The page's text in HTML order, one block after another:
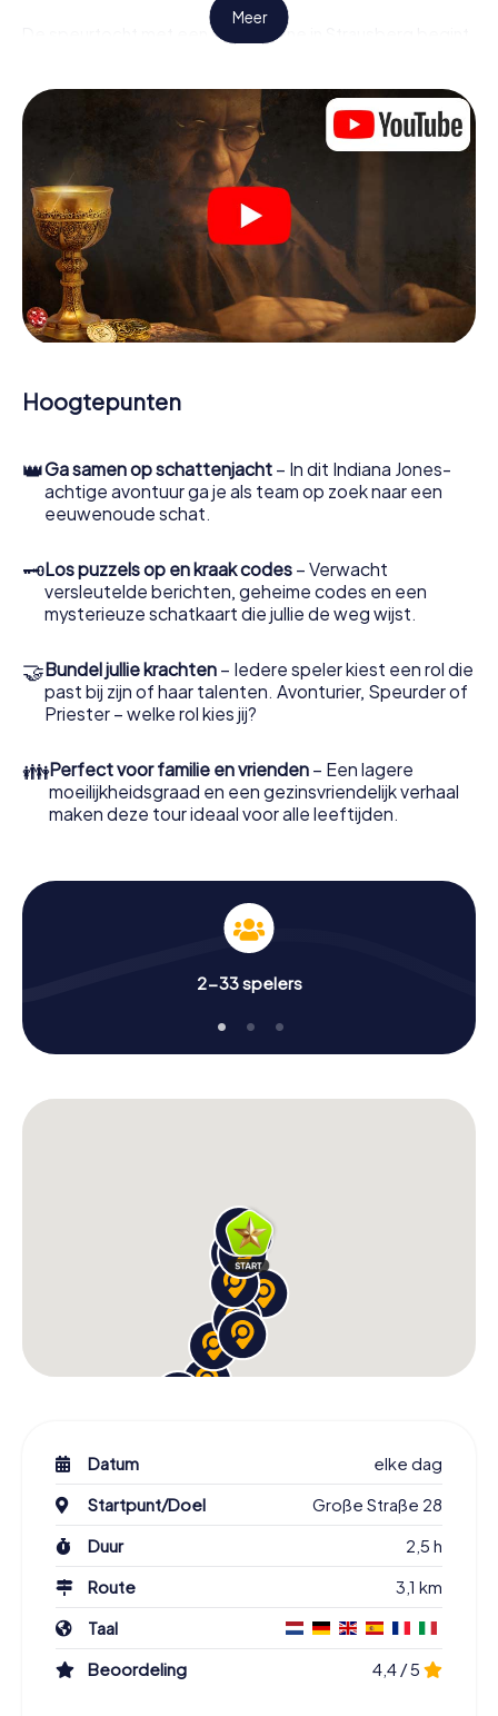
De speurtocht met een smartphone in Strausberg begint
verloopt. Vervolgens worden de rollen verdeeld. Wie in
jouw team is een geboren speurder? Wie is een echte
avonturier? En wie heeft het in zich om een code te
kraken? Bij onze escape game in Strausberg garanderen
wij dat elke speler de juiste rol vindt.
Zodra de rollen zijn toegewezen, kan de speurtocht
beginnen. Op verschillende locaties in de stad kraak je
gecodeerde berichten, los je lastige logische raadsels
op en zoek je naar bewijs. Jouw smartphone is je meest
cruciale opsporingsinstrument: met onze app kun je
getuigen interviewen, plaatsen delict onderzoeken,
Tijdens het spel duiken jij en jouw team steeds dieper in
Meer
Hoogtepunten
👑Ga samen op schattenjacht – In dit Indiana Jones-
achtige avontuur ga je als team op zoek naar een
eeuwenoude schat.
🗝Los puzzels op en kraak codes – Verwacht
versleutelde berichten, geheime codes en een
mysterieuze schatkaart die jullie de weg wijst.
🤝Bundel jullie krachten – Iedere speler kiest een rol die
past bij zijn of haar talenten. Avonturier, Speurder of
Priester – welke rol kies jij?
👪Perfect voor familie en vrienden – Een lagere
moeilijkheidsgraad en een gezinsvriendelijk verhaal
maken deze tour ideaal voor alle leeftijden.
2-33 spelers
Datum
elke dag
Startpunt/Doel
Große Straße 28
Duur
2,5 h
Route
3,1 km
Taal
Beoordeling
4,4 / 5